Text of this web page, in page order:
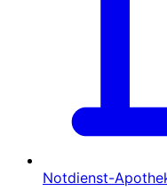
Notdienst-